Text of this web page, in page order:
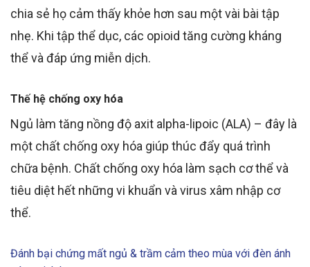
chia sẻ họ cảm thấy khỏe hơn sau một vài bài tập
nhẹ. Khi tập thể dục, các opioid tăng cường kháng
thể và đáp ứng miễn dịch.
Thế hệ chống oxy hóa
Ngủ làm tăng nồng độ axit alpha-lipoic (ALA) – đây là
một chất chống oxy hóa giúp thúc đẩy quá trình
chữa bệnh. Chất chống oxy hóa làm sạch cơ thể và
tiêu diệt hết những vi khuẩn và virus xâm nhập cơ
thể.
Đánh bại chứng mất ngủ & trầm cảm theo mùa với đèn ánh